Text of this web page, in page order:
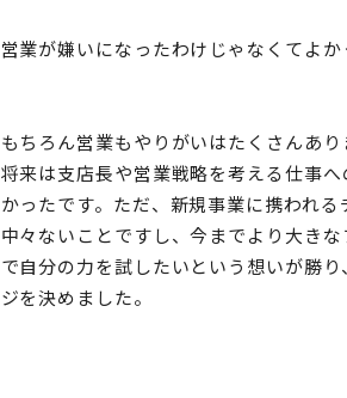
営業が嫌いになったわけじゃなくてよか
もちろん営業もやりがいはたくさんあり
将来は支店長や営業戦略を考える仕事
かったです。ただ、新規事業に携われる
中々ないことですし、今までより大きな
で自分の力を試したいという想いが勝り
ジを決めました。